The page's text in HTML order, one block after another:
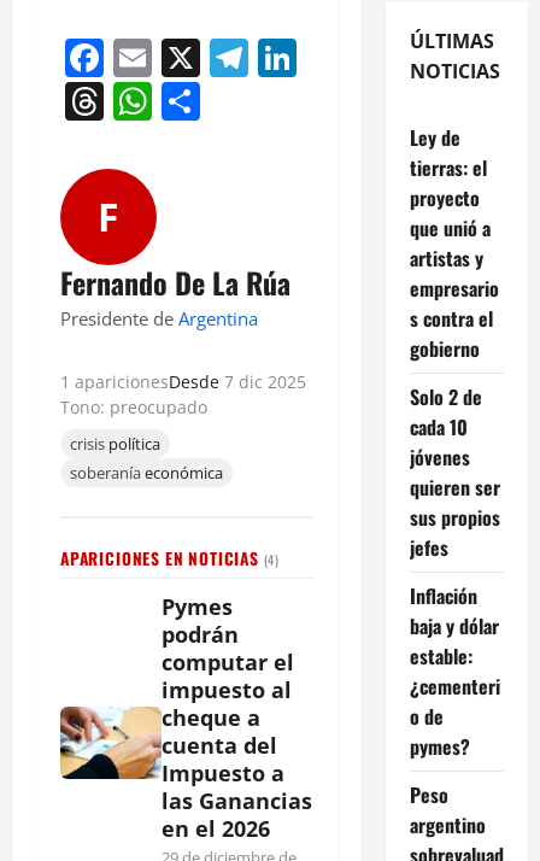
Facebook
Email
X Telegram
LinkedIn
Threads
WhatsApp
F
Fernando De La Rúa
Presidente de Argentina
1 aparicionesDesde 7 dic 2025
Tono: preocupado
crisis política
soberaníaeconómica
APARICIONES EN NOTICIAS (4)
Pymes
podrán
computar el
impuesto al
cheque a
cuenta del
Impuesto a
las Ganancias
en el 2026
ÚLTIMAS
NOTICIAS
Ley de
tierras: el
proyecto
que unió a
artistas y
empresario
s contra el
gobierno
Solo 2 de
cada 10
jóvenes
quieren ser
sus propios
jefes
Inflación
baja y dólar
estable:
¿cementeri
o de
pymes?
Peso
argentino
sobrevaluad